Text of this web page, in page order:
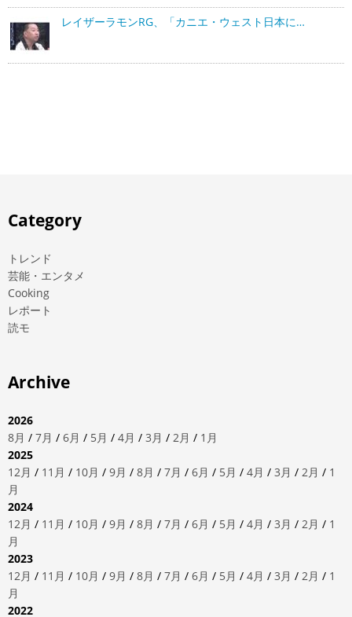
レイザーラモンRG、「カニエ・ウェスト日本に…
Category
トレンド
芸能・エンタメ
Cooking
レポート
読モ
Archive
2026
8月 / 7月 / 6月 / 5月 / 4月 / 3月 / 2月 / 1月
2025
12月 / 11月 / 10月 / 9月 / 8月 / 7月 / 6月 / 5月 / 4月 / 3月 / 2月 / 1
月
2024
12月 / 11月 / 10月 / 9月 / 8月 / 7月 / 6月 / 5月 / 4月 / 3月 / 2月 / 1
月
2023
12月 / 11月 / 10月 / 9月 / 8月 / 7月 / 6月 / 5月 / 4月 / 3月 / 2月 / 1
月
2022